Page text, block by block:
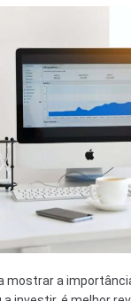
mostrar a